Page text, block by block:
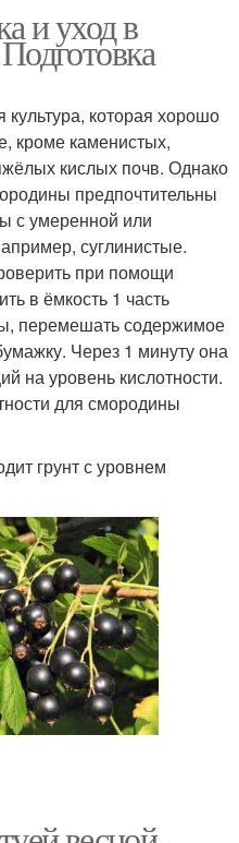
и уход в
которая хорошо
кроме каменистых,
кислых почв. Однако
предпочтительны
с умеренной или
суглинистые.
при помощи
в ёмкость 1 часть
перемешать содержимое
Через 1 минуту она
на уровень кислотности.
для смородины
грунт с уровнем